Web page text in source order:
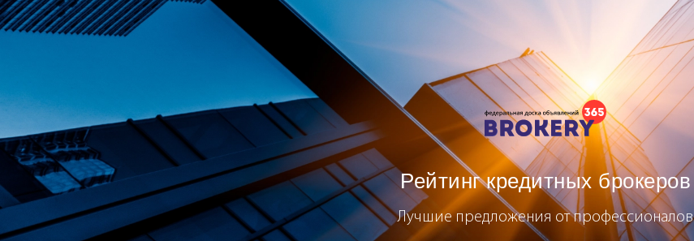
Brokery365 - Рейтинг кредитных брокеров
Рейтинг кредитных брокеров
Лучшие предложения от профессионалов